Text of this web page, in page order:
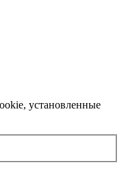
установленные